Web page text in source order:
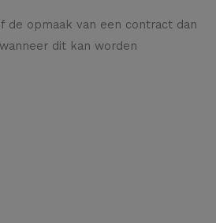
de opmaak van een contract dan
dit kan worden